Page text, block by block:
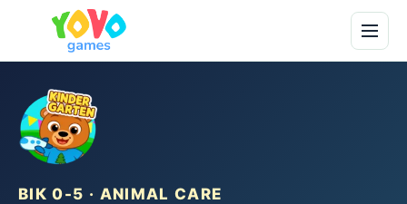
ВІК 0-5 · ANIMAL CARE